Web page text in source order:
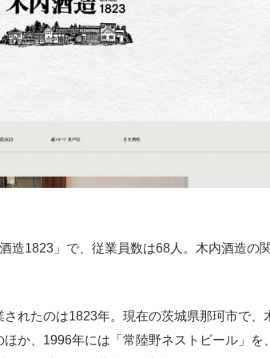
造1823」で、従業員数は68人。木内酒造の
れたのは1823年。現在の茨城県那珂市で、
か、1996年には「常陸野ネストビール」を